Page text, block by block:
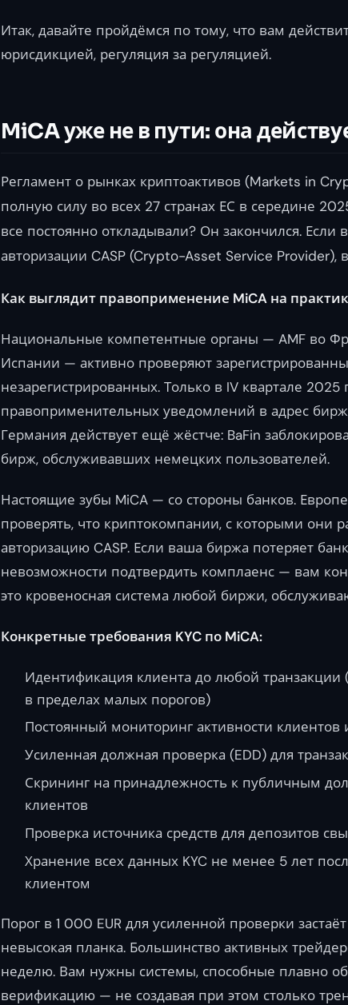
Итак, давайте пройдёмся по тому, что вам
юрисдикцией, регуляция за регуляцией.
MiCA уже не в пути: она
Регламент о рынках криптоактивов (Markets in
полную силу во всех 27 странах ЕС в середине
все постоянно откладывали? Он закончился. Если
авторизации CASP (Crypto-Asset Service Provider),
Как выглядит правоприменение MiCA на
Национальные компетентные органы — AMF во
Испании — активно проверяют
незарегистрированных. Только в IV квартале
правоприменительных уведомлений в адрес
Германия действует ещё жёстче: BaFin
бирж, обслуживавших немецких пользователей.
Настоящие зубы MiCA — со стороны банков.
проверять, что криптокомпании, с которыми они
авторизацию CASP. Если ваша биржа потеряет
невозможности подтвердить комплаенс — вам
это кровеносная система любой биржи,
Конкретные требования KYC по MiCA:
Идентификация клиента до любой
в пределах малых порогов)
Постоянный мониторинг активности клиентов
Усиленная должная проверка (EDD) для
Скрининг на принадлежность к публичным
клиентов
Проверка источника средств для депозитов
Хранение всех данных KYC не менее 5 лет
клиентом
Порог в 1 000 EUR для усиленной проверки
невысокая планка. Большинство активных
неделю. Вам нужны системы, способные плавно
верификацию — не создавая при этом столько